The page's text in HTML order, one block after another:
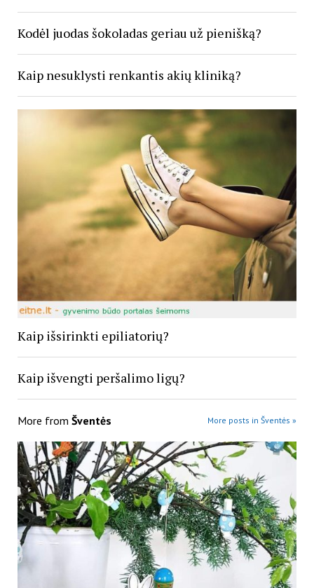
Kodėl juodas šokoladas geriau už pienišką?
Kaip nesuklysti renkantis akių kliniką?
Kaip išsirinkti epiliatorių?
Kaip išvengti peršalimo ligų?
More from Šventės More posts in Šventės »